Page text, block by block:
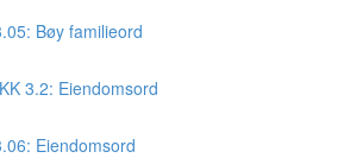
Bøy familieord
3.2: Eiendomsord
Eiendomsord